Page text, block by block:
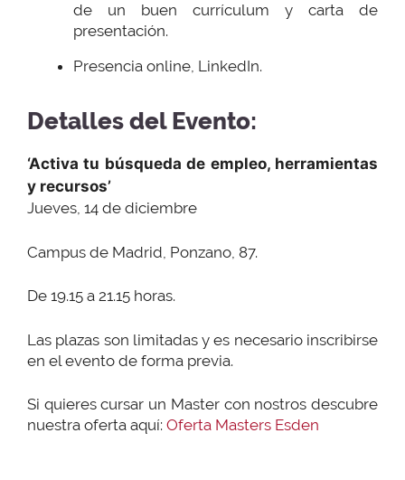
de un buen currículum y carta de
presentación.
Presencia online, LinkedIn.
Detalles del Evento:
‘Activa tu búsqueda de empleo, herramientas
y recursos’
Jueves, 14 de diciembre
Campus de Madrid, Ponzano, 87.
De 19.15 a 21.15 horas.
Las plazas son limitadas y es necesario inscribirse
en el evento de forma previa.
Si quieres cursar un Master con nostros descubre
nuestra oferta aquí: Oferta Masters Esden